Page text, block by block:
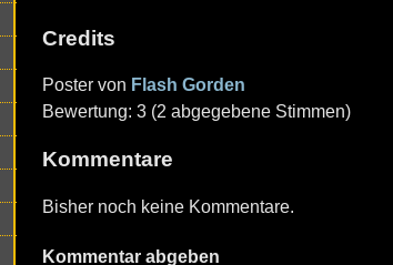
Credits
Poster von Flash Gorden
Bewertung: 3 (2 abgegebene Stimmen)
Kommentare
Bisher noch keine Kommentare.
Kommentar abgeben